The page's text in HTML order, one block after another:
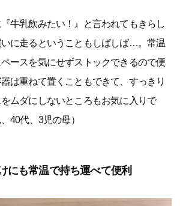
『牛乳飲みたい！』と言われてもきらし
に走るということもしばしば…。常温
ースを気にせずストックできるので便
は重ねて置くこともできて、すっきり
ムダにしないところもお気に入りで
40代、3児の母）
にも常温で持ち運べて便利